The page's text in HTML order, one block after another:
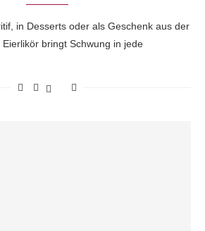
in Desserts oder als Geschenk aus der
bringt Schwung in jede